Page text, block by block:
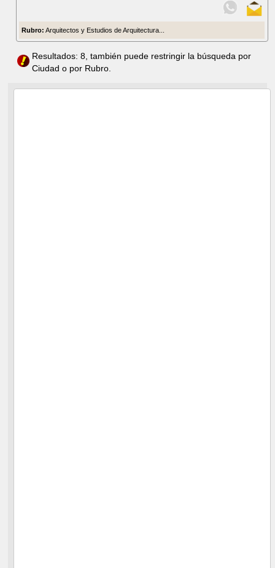
Rubro: Arquitectos y Estudios de Arquitectura...
Resultados: 8, también puede restringir la búsqueda por
Ciudad o por Rubro.